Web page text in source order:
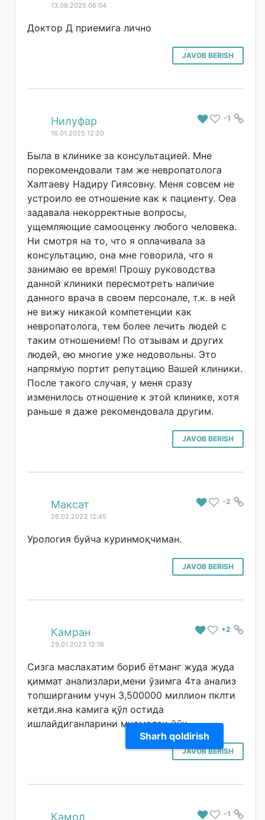
Sharh qoldirish
13.09.2025 06:04
Доктор Д приемига лично
JAVOB BERISH
# -1
Нилуфар
16.01.2025 12:20
Была в клинике за консультацией. Мне
порекомендовали там же невропатолога
Халтаеву Надиру Гиясовну. Меня совсем не
устроило ее отношение как к пациенту. Оеа
задавала некорректные вопросы,
ущемляющие самооценку любого человека.
Ни смотря на то, что я оплачивала за
консультацию, она мне говорила, что я
занимаю ее время! Прошу руководства
данной клиники пересмотреть наличие
данного врача в своем персонале, т.к. в ней
не вижу никакой компетенции как
невропатолога, тем более лечить людей с
таким отношением! По отзывам и других
людей, ею многие уже недовольны. Это
напрямую портит репутацию Вашей клиники.
После такого случая, у меня сразу
изменилось отношение к этой клинике, хотя
раньше я даже рекомендовала другим.
JAVOB BERISH
# -2
Максат
26.02.2023 12:45
Урология буйча куринмоқчиман.
JAVOB BERISH
# +2
Камран
29.01.2023 12:18
Сизга маслахатим бориб ётманг жуда жуда
қиммат анализлари,мени ўзимга 4та анализ
топширганим учун 3,500000 миллион пклти
кетди.яна камига қўл остида
ишлайдиганларини муомалаи йўқ
JAVOB BERISH
# -1
Камол